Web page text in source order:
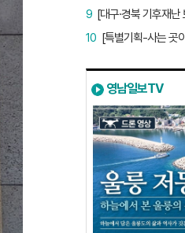
9
10
영남일보TV